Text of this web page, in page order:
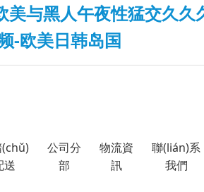
与黑人午夜性猛交久
-欧美日韩岛国
送
公司分
部
物流資
訊
聯(lián)系
我們